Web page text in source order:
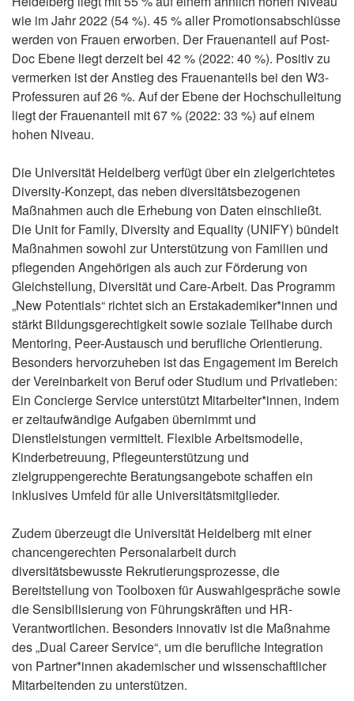
wie im Jahr 2022 (54 %). 45 % aller Promotionsabschlüsse
werden von Frauen erworben. Der Frauenanteil auf Post-
Doc Ebene liegt derzeit bei 42 % (2022: 40 %). Positiv zu
vermerken ist der Anstieg des Frauenanteils bei den W3-
Professuren auf 26 %. Auf der Ebene der Hochschulleitung
liegt der Frauenanteil mit 67 % (2022: 33 %) auf einem
hohen Niveau.
Die Universität Heidelberg verfügt über ein zielgerichtetes
Diversity-Konzept, das neben diversitätsbezogenen
Maßnahmen auch die Erhebung von Daten einschließt.
Die Unit for Family, Diversity and Equality (UNIFY) bündelt
Maßnahmen sowohl zur Unterstützung von Familien und
pflegenden Angehörigen als auch zur Förderung von
Gleichstellung, Diversität und Care-Arbeit. Das Programm
„New Potentials“ richtet sich an Erstakademiker*innen und
stärkt Bildungsgerechtigkeit sowie soziale Teilhabe durch
Mentoring, Peer-Austausch und berufliche Orientierung.
Besonders hervorzuheben ist das Engagement im Bereich
der Vereinbarkeit von Beruf oder Studium und Privatleben:
Ein Concierge Service unterstützt Mitarbeiter*innen, indem
er zeitaufwändige Aufgaben übernimmt und
Dienstleistungen vermittelt. Flexible Arbeitsmodelle,
Kinderbetreuung, Pflegeunterstützung und
zielgruppengerechte Beratungsangebote schaffen ein
inklusives Umfeld für alle Universitätsmitglieder.
Zudem überzeugt die Universität Heidelberg mit einer
chancengerechten Personalarbeit durch
diversitätsbewusste Rekrutierungsprozesse, die
Bereitstellung von Toolboxen für Auswahlgespräche sowie
die Sensibilisierung von Führungskräften und HR-
Verantwortlichen. Besonders innovativ ist die Maßnahme
des „Dual Career Service“, um die berufliche Integration
von Partner*innen akademischer und wissenschaftlicher
Mitarbeitenden zu unterstützen.